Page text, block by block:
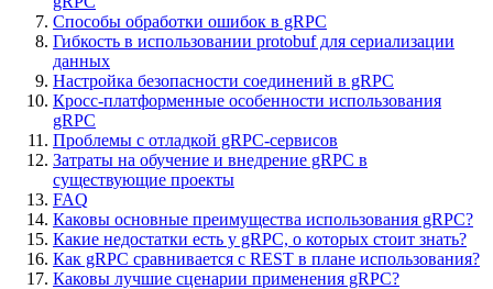
Способы обработки ошибок в gRPC
Гибкость в использовании protobuf для сериализации
данных
Настройка безопасности соединений в gRPC
Кросс-платформенные особенности использования
gRPC
Проблемы с отладкой gRPC-сервисов
Затраты на обучение и внедрение gRPC в
существующие проекты
FAQ
Каковы основные преимущества использования gRPC?
Какие недостатки есть у gRPC, о которых стоит знать?
Как gRPC сравнивается с REST в плане использования?
Каковы лучшие сценарии применения gRPC?